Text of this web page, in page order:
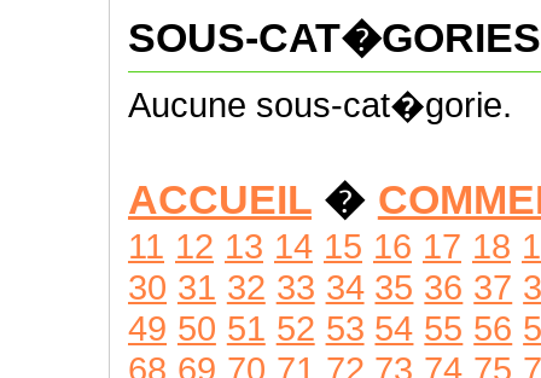
SOUS-CAT�GORIES
Aucune sous-cat�gorie.
ACCUEIL �
11 12 13 14 15 16 17 18
30 31 32 33 34 35 36 37
49 50 51 52 53 54 55 56
68 69 70 71 72 73 74 75